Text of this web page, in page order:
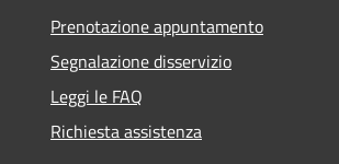
Prenotazione appuntamento
Segnalazione disservizio
Leggi le FAQ
Richiesta assistenza